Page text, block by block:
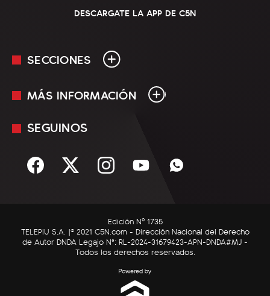
DESCARGATE LA APP DE C5N
SECCIONES
En Vivo
Sociedad
C5N Autos
RatingCero
MÁS INFORMACIÓN
Mediakit
Términos y condiciones
SEGUINOS
Edición Nº 1735
TELEPIU S.A. |© 2021 C5N.com - Dirección Nacional del Derecho
de Autor DNDA Legajo N°: RL-2024-31679423-APN-DNDA#MJ -
Todos los derechos reservados.